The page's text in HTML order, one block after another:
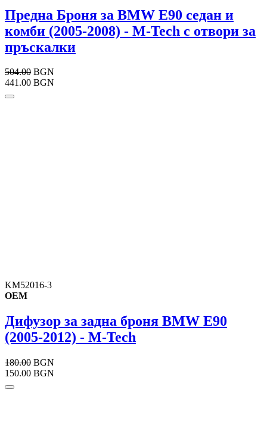
Предна Броня за BMW E90 седан и
комби (2005-2008) - M-Tech с отвори за
пръскалки
504.00 BGN
441.00 BGN
KM52016-3
OEM
Дифузор за задна броня BMW E90
(2005-2012) - M-Tech
180.00 BGN
150.00 BGN